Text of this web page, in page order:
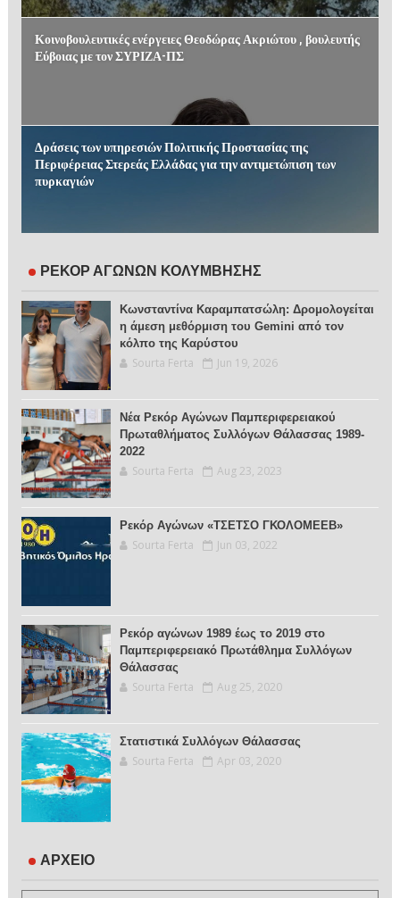
Κοινοβουλευτικές ενέργειες Θεοδώρας Ακριώτου , βουλευτής
Εύβοιας με τον ΣΥΡΙΖΑ-ΠΣ
Δράσεις των υπηρεσιών Πολιτικής Προστασίας της
Περιφέρειας Στερεάς Ελλάδας για την αντιμετώπιση των
πυρκαγιών
ΡΕΚΟΡ ΑΓΩΝΩΝ ΚΟΛΥΜΒΗΣΗΣ
Κωνσταντίνα Καραμπατσώλη: Δρομολογείται
η άμεση μεθόρμιση του Gemini από τον
κόλπο της Καρύστου
Sourta Ferta Jun 19, 2026
Νέα Ρεκόρ Αγώνων Παμπεριφερειακού
Πρωταθλήματος Συλλόγων Θάλασσας 1989-
2022
Sourta Ferta Aug 23, 2023
Ρεκόρ Αγώνων «ΤΣΕΤΣΟ ΓΚΟΛΟΜΕΕΒ»
Sourta Ferta Jun 03, 2022
Ρεκόρ αγώνων 1989 έως το 2019 στο
Παμπεριφερειακό Πρωτάθλημα Συλλόγων
Θάλασσας
Sourta Ferta Aug 25, 2020
Στατιστικά Συλλόγων Θάλασσας
Sourta Ferta Apr 03, 2020
ΑΡΧΕΙΟ